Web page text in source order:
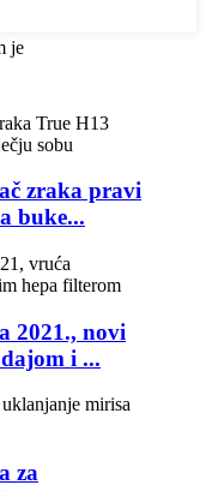
je
zraka pravi
buke...
2021., novi
i ...
za